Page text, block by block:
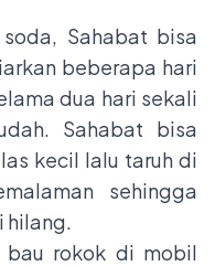
Sahabat bisa
beberapa hari
dua hari sekali
Sahabat bisa
kecil lalu taruh di
sehingga
bau rokok di mobil